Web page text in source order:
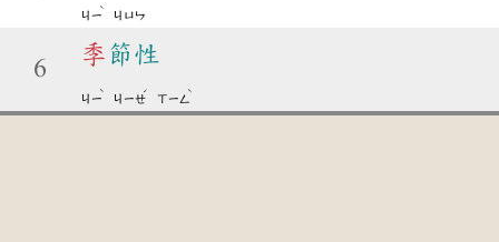
ㄐㄧ
ˋ
ㄐㄩㄣ
6
季 節性
ㄐㄧ
ˋ
ㄐㄧㄝ
ˊ
ㄒㄧㄥ
ˋ